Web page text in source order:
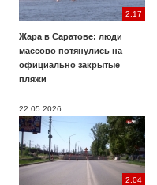
2:17
Жара в Саратове: люди
массово потянулись на
официально закрытые
пляжи
22.05.2026
2:04